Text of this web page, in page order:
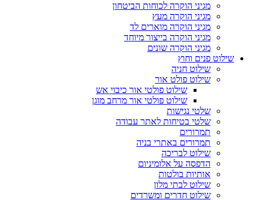
מגיני הוקרה לכוחות הביטחון
מגיני הוקרה מעץ
מגיני הוקרה מוארים לד
מגיני הוקרה בייצור מיוחד
מגיני הוקרה שונים
שילוט פנים וחוץ
שילוט חניה
שילוט פולט אור
שילוט פולטי אור כיבוי אש
שילוט פולטי אור מרחב מוגן
שלטי נגישות
שלטי בטיחות לאתר עבודה
תמרורים
תמרורים באתרי בניה
שילוט לבריכה
הדפסה על אלומיניום
אותיות בולטות
שילוט לבתי מלון
שילוט חדרים ומשרדים